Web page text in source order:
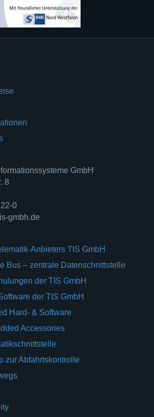
GmbH
8
0
gmbh.de
Anbieters TIS GmbH
Bus – zentrale Datenschnittstelle
der TIS GmbH
der TIS GmbH
Hard- & Software
Accessories
zur Abfahrtskontrolle